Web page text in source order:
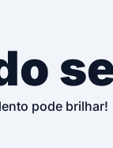
pode brilhar!